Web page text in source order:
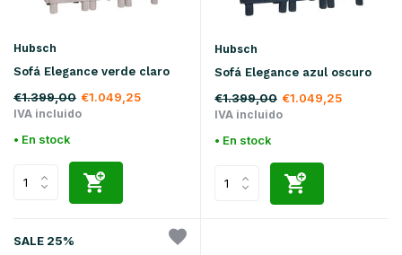
Hubsch
Sofá Elegance verde claro
€1.399,00 €1.049,25
IVA incluido
• En stock
Hubsch
Sofá Elegance azul oscuro
€1.399,00 €1.049,25
IVA incluido
• En stock
SALE 25%